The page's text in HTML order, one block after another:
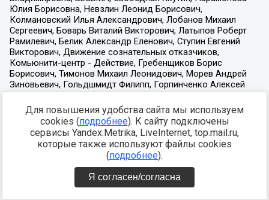
Для повышения удобства сайта мы используем
cookies (подробнее). К сайту подключены
сервисы Yandex.Metrika, LiveInternet, top.mail.ru,
которые также используют файлы cookies
(подробнее).
Я согласен/согласна